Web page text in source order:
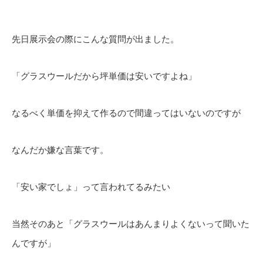
先日展示会の際にこんな質問が出ました。
「グラスウールだから坪単価は安いですよね」
なるべく単価を抑えて作るので間違ってはいないのですが
なんだか嫌な言葉です。
「安い家でしょ」って言われてるみたい
当然そのあと「グラスウールはあんまりよくないって聞いた
んですが」